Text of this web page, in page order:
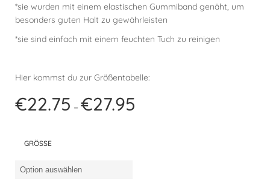
*sie wurden mit einem elastischen Gummiband genäht, um
besonders guten Halt zu gewährleisten
*sie sind einfach mit einem feuchten Tuch zu reinigen
Hier kommst du zur Größentabelle:
€22.75 – €27.95
GRÖSSE